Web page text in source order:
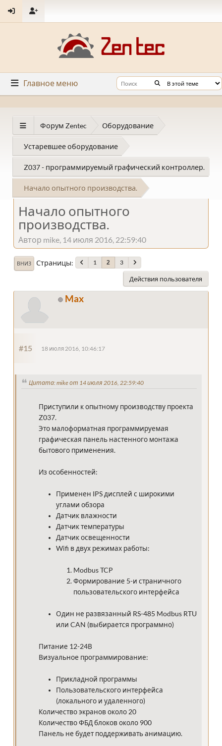
Главное меню
Форум Zentec Оборудование
Устаревшее оборудование
Z037 - программируемый графический контроллер.
Начало опытного производства.
Начало опытного
производства.
Автор mike, 14 июля 2016, 22:59:40
ВНИЗ Страницы 1 2 3
Действия пользователя
Max
#15 18 июля 2016, 10:46:17
Цитата: mike от 14 июля 2016, 22:59:40
Приступили к опытному производству проекта
Z037.
Это малоформатная программируемая
графическая панель настенного монтажа
бытового применения.
Из особенностей:
Применен IPS дисплей с широкими
углами обзора
Датчик влажности
Датчик температуры
Датчик освещенности
Wifi в двух режимах работы:
Modbus TCP
Формирование 5-и страничного
пользовательского интерфейса
Один не развязанный RS-485 Modbus RTU
или CAN (выбирается программно)
Питание 12-24В
Визуальное программирование:
Прикладной программы
Пользовательского интерфейса
(локального и удаленного)
Количество экранов около 20
Количество ФБД блоков около 900
Панель не будет поддерживать анимацию.